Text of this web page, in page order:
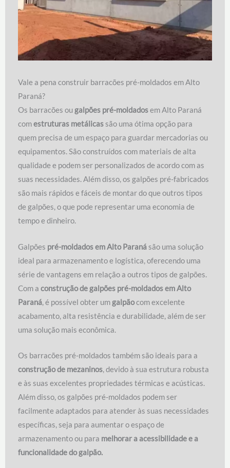
Vale a pena construir barracões pré-moldados em Alto
Paraná?
Os barracões ou galpões pré-moldadosem Alto Paraná
comestruturas metálicassão uma ótima opção para
quem precisa de um espaço para guardar mercadorias ou
equipamentos. São construídos com materiais de alta
qualidade e podem ser personalizados de acordo com as
suas necessidades. Além disso, os galpões pré-fabricados
são mais rápidos e fáceis de montar do que outros tipos
de galpões, o que pode representar uma economia de
tempo e dinheiro.
Galpões pré-moldados em Alto Paranásão uma solução
ideal para armazenamento e logística, oferecendo uma
série de vantagens em relação a outros tipos de galpões.
Com a construção de galpões pré-moldados em Alto
Paraná, é possível obter um galpãocom excelente
acabamento, alta resistência e durabilidade, além de ser
uma solução mais econômica.
Os barracões pré-moldados também são ideais para a
construção de mezaninos, devido à sua estrutura robusta
e às suas excelentes propriedades térmicas e acústicas.
Além disso, os galpões pré-moldados podem ser
facilmente adaptados para atender às suas necessidades
específicas, seja para aumentar o espaço de
armazenamento ou para melhorar a acessibilidade e a
funcionalidade do galpão.